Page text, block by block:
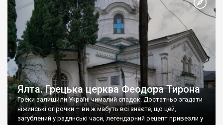
Ялта. Грецька церква Феодора Тирона
Греки залишили Україні чималий спадок. Достатньо згадати
ніжинські огірочки – ви ж мабуть всі знаєте, що цей,
загублений у радянські часи, легендарний рецепт привезли у